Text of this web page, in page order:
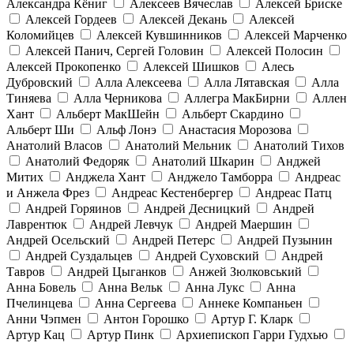
Александра Кёниг Алексеев Вячеслав
Алексей Бриске
Алексей Гордеев
Алексей Декань
Алексей
Коломийцев
Алексей Кувшинников
Алексей Марченко
Алексей Панич, Сергей Головин
Алексей Полосин
Алексей Прокопенко
Алексей Шишков
Алесь
Дубровский
Алла Алексеева Алла Лятавская
Алла
Тиняева
Алла Черникова Аллегра МакБирни
Аллен
Хант
Альберт МакШейн
Альберт Скардино
Альберт Ши
Альф Лонэ
Анастасия Морозова
Анатолий Власов
Анатолий Мельник
Анатолий Тихов
Анатолий Федоряк
Анатолий Шкарин
Анджей
Митих
Анджела Хант Анджело Тамборра
Андреас
и Анжела Фрез
Андреас Кестенбергер
Андреас Патц
Андрей Горяинов
Андрей Десницкий
Андрей
Лаврентюк
Андрей Левчук
Андрей Маершин
Андрей Осельский
Андрей Петерс
Андрей Пузынин
Андрей Суздальцев
Андрей Суховский
Андрей
Тавров
Андрей Цыганков
Анжей Зюлковський
Анна Бовель
Анна Вельк Анна Лукс
Анна
Пчелинцева
Анна Сергеева
Аннеке Компаньен
Анни Чэпмен
Антон Горошко
Артур Г. Кларк
Артур Кац
Артур Пинк
Архиепископ Гарри Гудхью